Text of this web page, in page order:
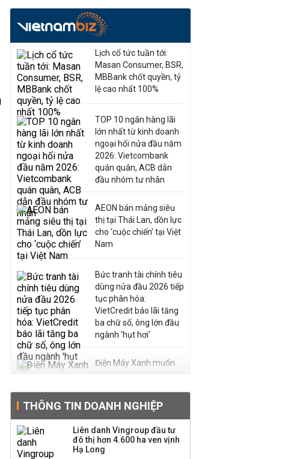
Lịch cổ tức tuần tới:
Masan Consumer, BSR,
MBBank chốt quyền, tỷ
lệ cao nhất 100%
TOP 10 ngân hàng lãi
lớn nhất từ kinh doanh
ngoại hối nửa đầu năm
2026: Vietcombank
quán quân, ACB dẫn
đầu nhóm tư nhân
AEON bán mảng siêu
thị tại Thái Lan, dồn lực
cho ‘cuộc chiến’ tại Việt
Nam
Bức tranh tài chính tiêu
dùng nửa đầu 2026 tiếp
tục phân hóa:
VietCredit báo lãi tăng
ba chữ số, ông lớn đầu
ngành 'hụt hơi'
Điện Máy Xanh muốn
phát hành cổ phiếu với
Sau nhịp điều chỉnh
mạnh, CTCK nhìn thấy
cơ hội ở nhóm cổ phiếu
THÔNG TIN DOANH NGHIỆP
Liên danh Vingroup đầu tư
đô thị hơn 4.600 ha ven vịnh
Hạ Long